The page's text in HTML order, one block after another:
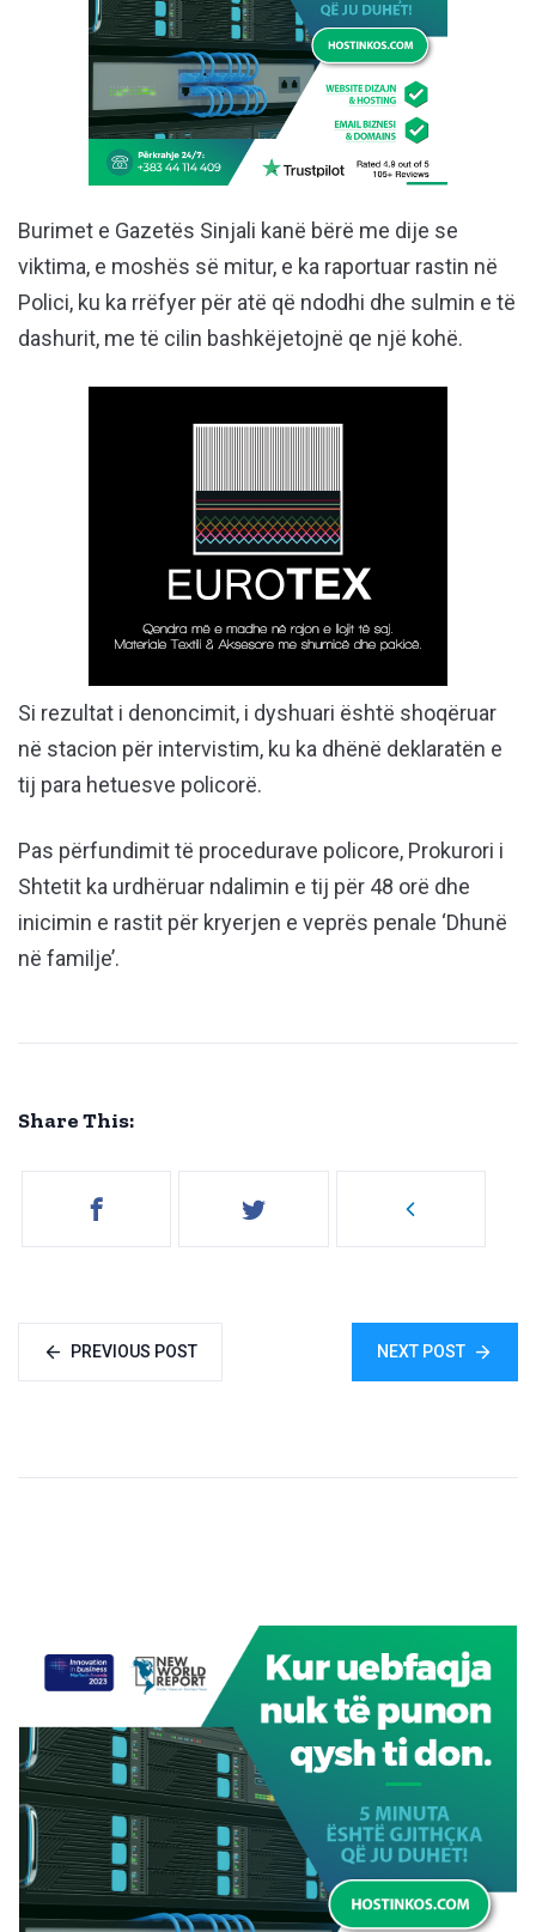
Burimet e Gazetës Sinjali kanë bërë me dije se
viktima, e moshës së mitur, e ka raportuar rastin në
Polici, ku ka rrëfyer për atë që ndodhi dhe sulmin e të
dashurit, me të cilin bashkëjetojnë qe një kohë.
Si rezultat i denoncimit, i dyshuari është shoqëruar
në stacion për intervistim, ku ka dhënë deklaratën e
tij para hetuesve policorë.
Pas përfundimit të procedurave policore, Prokurori i
Shtetit ka urdhëruar ndalimin e tij për 48 orë dhe
inicimin e rastit për kryerjen e veprës penale ‘Dhunë
në familje’.
Share This:
PREVIOUS POST NEXT POST